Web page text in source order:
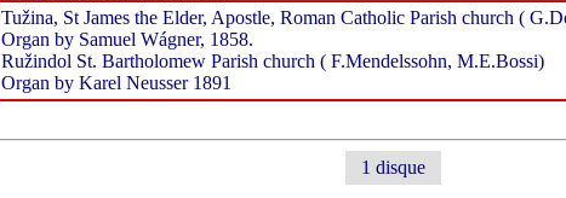
Tužina, St James the Elder, Apostle, Roman Catholic Parish church (
Organ by Samuel Wágner, 1858.
Ružindol St. Bartholomew Parish church ( F.Mendelssohn, M.E.Bossi)
Organ by Karel Neusser 1891
1 disque